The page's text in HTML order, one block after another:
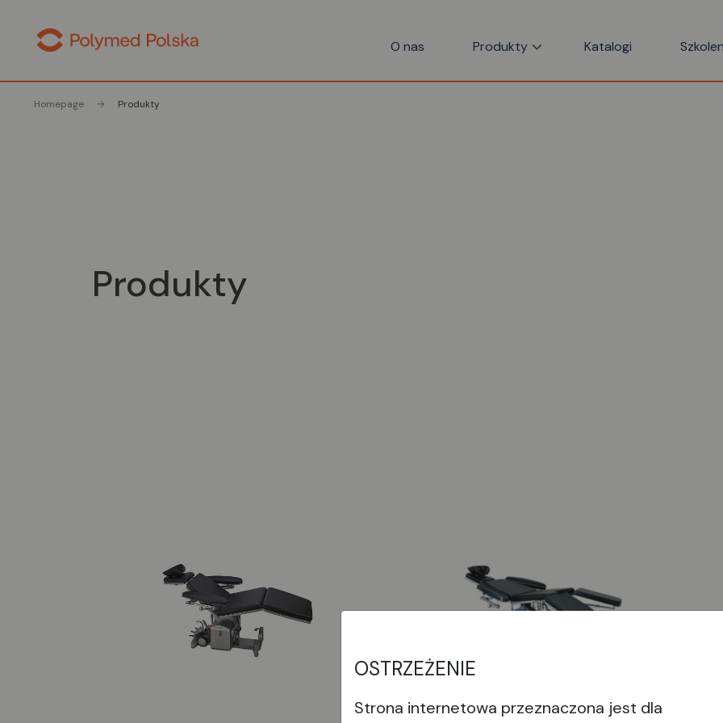
O nas Produkty Katalogi
Homepage Produkty
Produkty
OSTRZEŻENIE
Strona internetowa przeznaczona jest dla